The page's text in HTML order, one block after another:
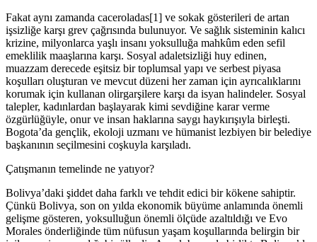
Fakat aynı zamanda caceroladas[1] ve sokak gösterileri de artan
işsizliğe karşı grev çağrısında bulunuyor. Ve sağlık sisteminin kalıcı
krizine, milyonlarca yaşlı insanı yoksulluğa mahkûm eden sefil
emeklilik maaşlarına karşı. Sosyal adaletsizliği huy edinen,
muazzam derecede eşitsiz bir toplumsal yapı ve serbest piyasa
koşulları oluşturan ve mevcut düzeni her zaman için ayrıcalıklarını
korumak için kullanan olirgarşilere karşı da isyan halindeler. Sosyal
talepler, kadınlardan başlayarak kimi sevdiğine karar verme
özgürlüğüyle, onur ve insan haklarına saygı haykırışıyla birleşti.
Bogota’da gençlik, ekoloji uzmanı ve hümanist lezbiyen bir belediye
başkanının seçilmesini coşkuyla karşıladı.
Çatışmanın temelinde ne yatıyor?
Bolivya’daki şiddet daha farklı ve tehdit edici bir kökene sahiptir.
Çünkü Bolivya, son on yılda ekonomik büyüme anlamında önemli
gelişme gösteren, yoksulluğun önemli ölçüde azaltıldığı ve Evo
Morales önderliğinde tüm nüfusun yaşam koşullarında belirgin bir